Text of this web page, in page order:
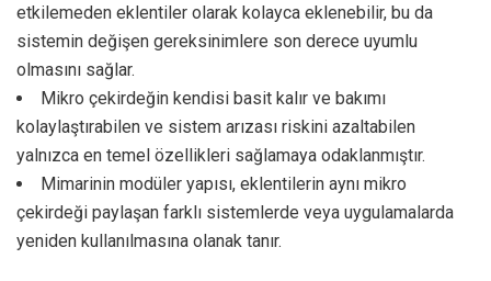
etkilemeden eklentiler olarak kolayca eklenebilir, bu da
sistemin değişen gereksinimlere son derece uyumlu
olmasını sağlar.
Mikro çekirdeğin kendisi basit kalır ve bakımı
kolaylaştırabilen ve sistem arızası riskini azaltabilen
yalnızca en temel özellikleri sağlamaya odaklanmıştır.
Mimarinin modüler yapısı, eklentilerin aynı mikro
çekirdeği paylaşan farklı sistemlerde veya uygulamalarda
yeniden kullanılmasına olanak tanır.